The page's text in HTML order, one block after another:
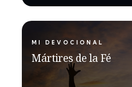
MI DEVOCIONAL
Mártires de la Fé